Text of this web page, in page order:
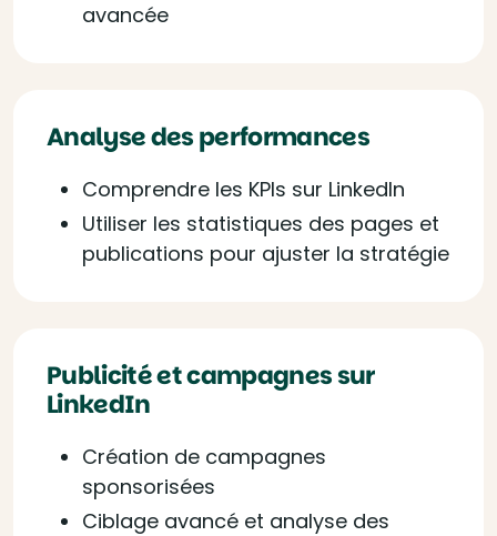
avancée
Analyse des performances
Comprendre les KPIs sur LinkedIn
Utiliser les statistiques des pages et
publications pour ajuster la stratégie
Publicité et campagnes sur
LinkedIn
Création de campagnes
sponsorisées
Ciblage avancé et analyse des